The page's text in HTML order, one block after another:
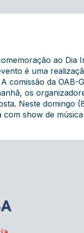
ao Dia
é uma
comissão da OAB-
os
Neste domingo
show de